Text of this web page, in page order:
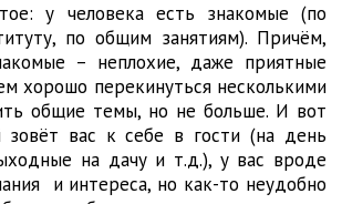
у человека есть знакомые (по
по общим занятиям). Причём,
– неплохие, даже приятные
хорошо перекинуться несколькими
общие темы, но не больше. И вот
зовёт вас к себе в гости (на день
на дачу и т.д.), у вас вроде
и интереса, но как-то неудобно